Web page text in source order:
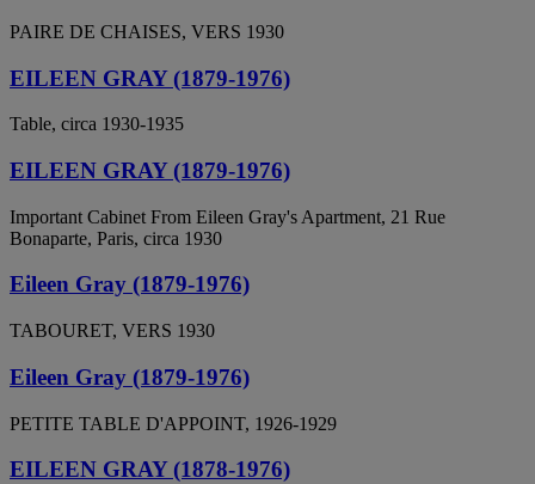
PAIRE DE CHAISES, VERS 1930
EILEEN GRAY (1879-1976)
Table, circa 1930-1935
EILEEN GRAY (1879-1976)
Important Cabinet From Eileen Gray's Apartment, 21 Rue
Bonaparte, Paris, circa 1930
Eileen Gray (1879-1976)
TABOURET, VERS 1930
Eileen Gray (1879-1976)
PETITE TABLE D'APPOINT, 1926-1929
EILEEN GRAY (1878-1976)